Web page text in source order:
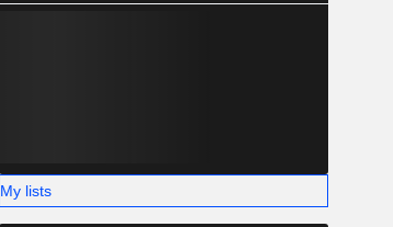
My lists